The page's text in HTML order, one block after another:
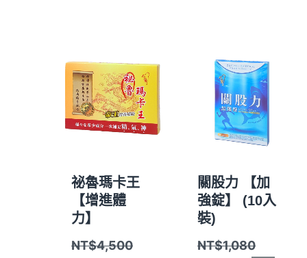
祕魯瑪卡王
【增進體
力】
NT$4,500
始
價
格：
NT$4,500。
前
價
格：
NT$3,980。
關股力 【加
強錠】 (10入
裝)
NT$1,080
格：
NT$1,080。
前
價
格：
NT$990